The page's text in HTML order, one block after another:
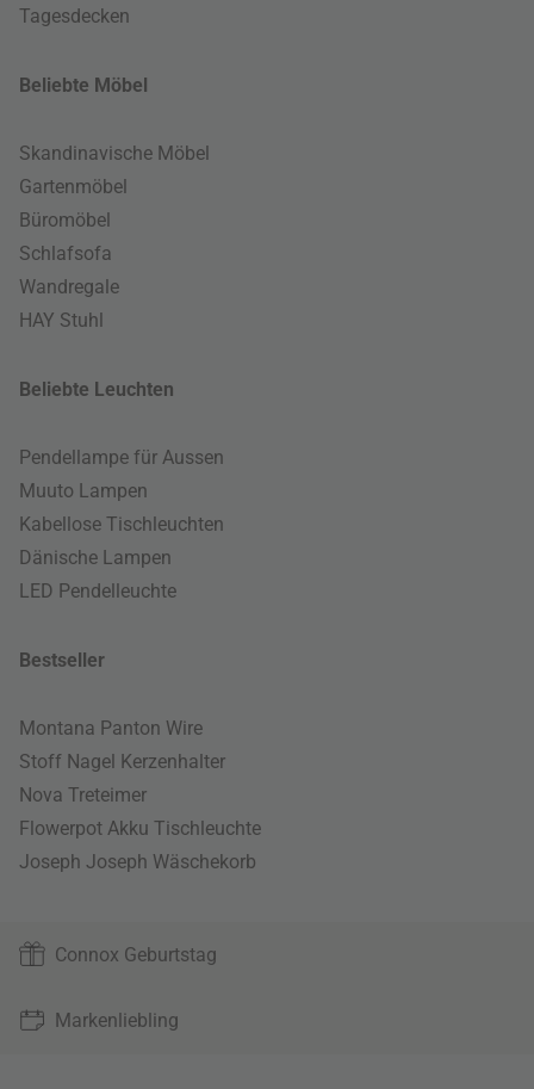
Tagesdecken
Beliebte Möbel
Skandinavische Möbel
Gartenmöbel
Büromöbel
Schlafsofa
Wandregale
HAY Stuhl
Beliebte Leuchten
Pendellampe für Aussen
Muuto Lampen
Kabellose Tischleuchten
Dänische Lampen
LED Pendelleuchte
Bestseller
Montana Panton Wire
Stoff Nagel Kerzenhalter
Nova Treteimer
Flowerpot Akku Tischleuchte
Joseph Joseph Wäschekorb
Connox Geburtstag
Markenliebling